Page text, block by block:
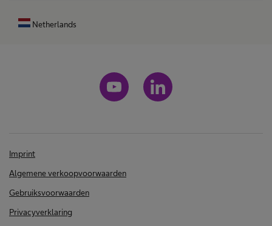
Netherlands
Imprint
Algemene verkoopvoorwaarden
Gebruiksvoorwaarden
Privacyverklaring